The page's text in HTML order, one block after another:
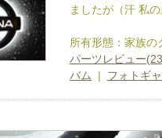
ましたが（汗 私
所有形態：家族の
パーツレビュー
バム
| フォトギ